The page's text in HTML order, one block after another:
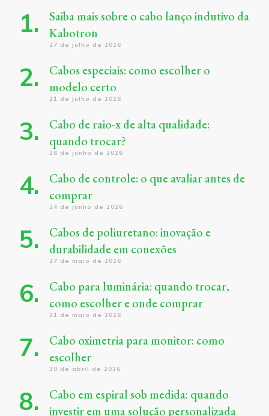
Saiba mais sobre o cabo lanço indutivo da
Kabotron
27 de julho de 2026
Cabos especiais: como escolher o
modelo certo
21 de julho de 2026
Cabo de raio-x de alta qualidade:
quando trocar?
26 de junho de 2026
Cabo de controle: o que avaliar antes de
comprar
24 de junho de 2026
Cabos de poliuretano: inovação e
durabilidade em conexões
27 de maio de 2026
Cabo para luminária: quando trocar,
como escolher e onde comprar
21 de maio de 2026
Cabo oximetria para monitor: como
escolher
30 de abril de 2026
Cabo em espiral sob medida: quando
investir em uma solução personalizada